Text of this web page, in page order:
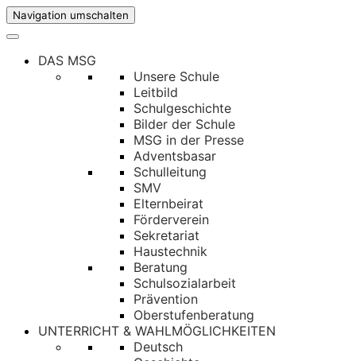
Navigation umschalten
DAS MSG
Unsere Schule
Leitbild
Schulgeschichte
Bilder der Schule
MSG in der Presse
Adventsbasar
Schulleitung
SMV
Elternbeirat
Förderverein
Sekretariat
Haustechnik
Beratung
Schulsozialarbeit
Prävention
Oberstufenberatung
UNTERRICHT & WAHLMÖGLICHKEITEN
Deutsch